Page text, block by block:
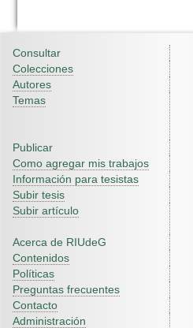
Consultar
Colecciones
Autores
Temas
Publicar
Como agregar mis trabajos
Información para tesistas
Subir tesis
Subir artículo
Acerca de RIUdeG
Contenidos
Políticas
Preguntas frecuentes
Contacto
Administración